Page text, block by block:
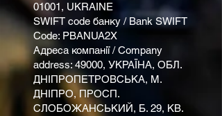
01001, UKRAINE
SWIFT code банку / Bank SWIFT
Code: PBANUA2X
Адреса компанії / Company
address: 49000, УКРАЇНА, ОБЛ.
ДНІПРОПЕТРОВСЬКА, М.
ДНІПРО, ПРОСП.
СЛОБОЖАНСЬКИЙ, Б. 29, КВ.